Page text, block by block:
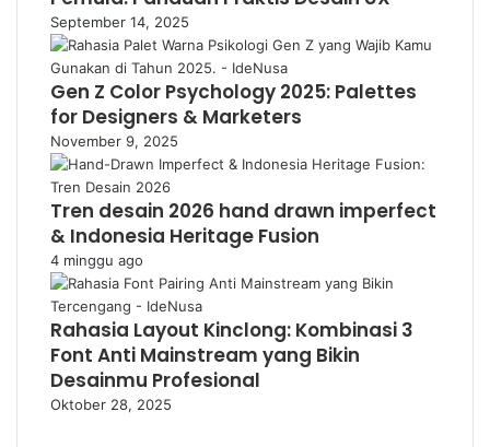
September 14, 2025
Gen Z Color Psychology 2025: Palettes
for Designers & Marketers
November 9, 2025
Tren desain 2026 hand drawn imperfect
& Indonesia Heritage Fusion
4 minggu ago
Rahasia Layout Kinclong: Kombinasi 3
Font Anti Mainstream yang Bikin
Desainmu Profesional
Oktober 28, 2025